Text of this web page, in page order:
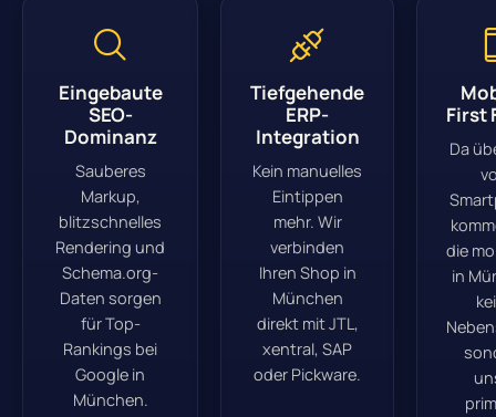
Eingebaute
SEO-
Dominanz
Sauberes
Markup,
blitzschnelles
Rendering und
Schema.org-
Daten sorgen
für Top-
Rankings bei
Google in
München.
Tiefgehende
ERP-
Integration
Kein manuelles
Eintippen
mehr. Wir
verbinden
Ihren Shop in
München
direkt mit JTL,
xentral, SAP
oder Pickware.
First
Da
die
in